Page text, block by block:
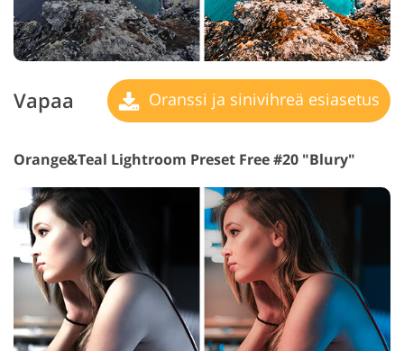
Vapaa Oranssi ja sinivihreä esiasetus
Orange&Teal Lightroom Preset Free #20 "Blury"